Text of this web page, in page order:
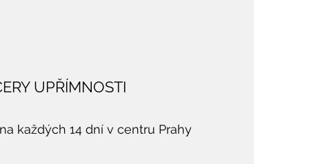
UPŘÍMNOSTI
každých 14 dní v centru Prahy